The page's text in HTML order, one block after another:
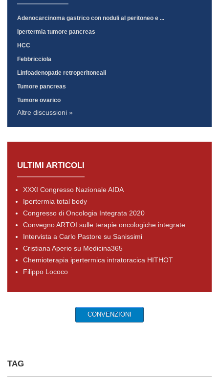
Adenocarcinoma gastrico con noduli al peritoneo e ...
Ipertermia tumore pancreas
HCC
Febbricciola
Linfoadenopatie retroperitoneali
Tumore pancreas
Tumore ovarico
Altre discussioni »
ULTIMI ARTICOLI
XXXI Congresso Nazionale AIDA
Ipertermia total body
Congresso di Oncologia Integrata 2020
Convegno ARTOI sulle terapie oncologiche integrate
Intervista a Carlo Pastore su Sanissimi
Cristiana Aperio su Medicina365
Chemioterapia ipertermica intratoracica HITHOT
Filippo Lococo
CONVENZIONI
TAG